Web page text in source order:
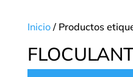
Inicio/ Productos